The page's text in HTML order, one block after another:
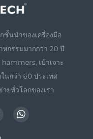
ชั้นนำของเครื่องมือ
กรรมมากกว่า 20 ปี
เบ้าเจาะ
นกว่า 60 ประเทศ
ยทั่วโลกของเรา